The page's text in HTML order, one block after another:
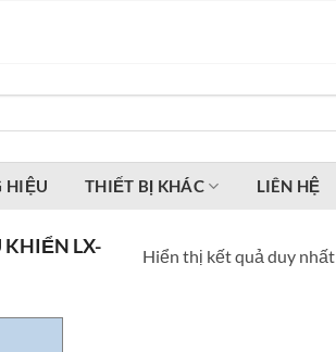
HIỆU THIẾT BỊ KHÁC LIÊN HỆ
KHIỂN LX-
Hiển thị kết quả duy nhất